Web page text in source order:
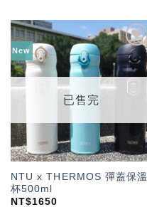
New
加入
「願
望輕
單」
已售完
NTU x THERMOS 彈蓋保溫
杯500ml
NT$1650